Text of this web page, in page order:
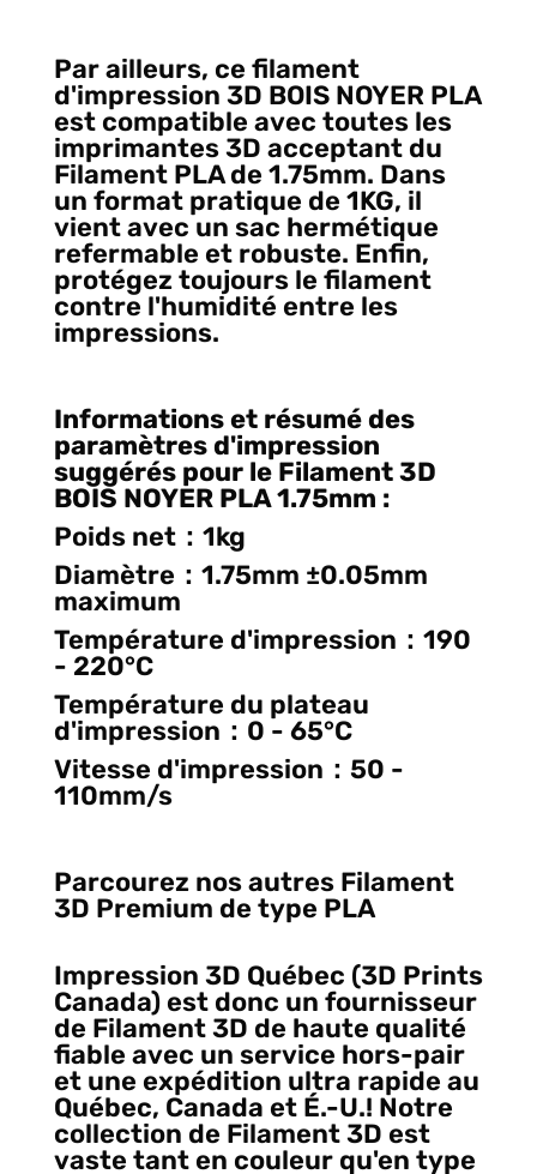
Par ailleurs, ce filament
d'impression 3D BOIS NOYER PLA
est compatible avec toutes les
imprimantes 3D acceptant du
Filament PLA de 1.75mm. Dans
un format pratique de 1KG, il
vient avec un sac hermétique
refermable et robuste. Enfin,
protégez toujours le filament
contre l'humidité entre les
impressions.
Informations et résumé des
paramètres d'impression
suggérés pour le Filament 3D
BOIS NOYER PLA 1.75mm :
Poids net：1kg
Diamètre：1.75mm ±0.05mm
maximum
Température d'impression：190
- 220°C
Température du plateau
d'impression：0 - 65°C
Vitesse d'impression：50 -
110mm/s
Parcourez nos autres Filament
3D Premium de type PLA
Impression 3D Québec (3D Prints
Canada) est donc un fournisseur
de Filament 3D de haute qualité
fiable avec un service hors-pair
et une expédition ultra rapide au
Québec, Canada et É.-U.! Notre
collection de Filament 3D est
vaste tant en couleur qu'en type